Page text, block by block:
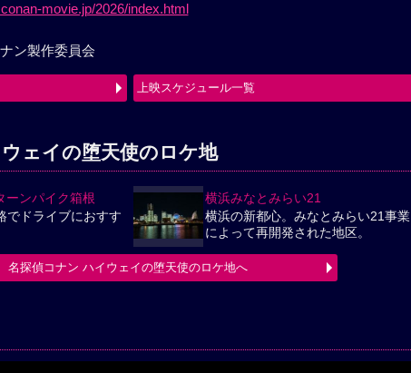
movie.jp/2026/index.html
ン製作委員会
上映スケジュール一覧
ェイの堕天使のロケ地
ーンパイク箱根
でドライブにおすす
横浜みなとみらい21
横浜の新都心。みなとみらい21事業
によって再開発された地区。
名探偵コナン ハイウェイの堕天使のロケ地へ